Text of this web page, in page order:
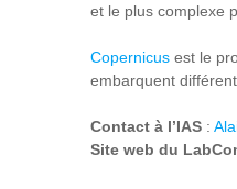
et le plus complexe
Copernicus est le
embarquent
Contact à l’IAS :
Site web du